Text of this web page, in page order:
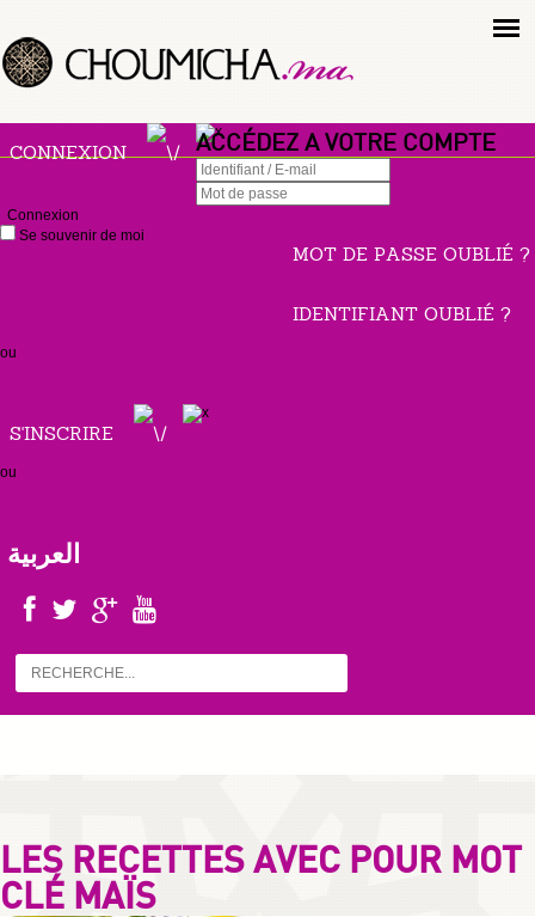
CONNEXION ACCÉDEZ A VOTRE COMPTE
Connexion
Se souvenir de moi
MOT DE PASSE OUBLIÉ ?
IDENTIFIANT OUBLIÉ ?
ou
S'INSCRIRE
ou
العربية
LES RECETTES AVEC POUR MOT
CLÉ MAÏS